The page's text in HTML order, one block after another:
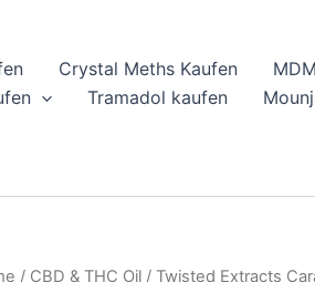
Crystal Meths Kaufen
Tramadol kaufen
/ CBD & THC Oil / Twisted Extracts